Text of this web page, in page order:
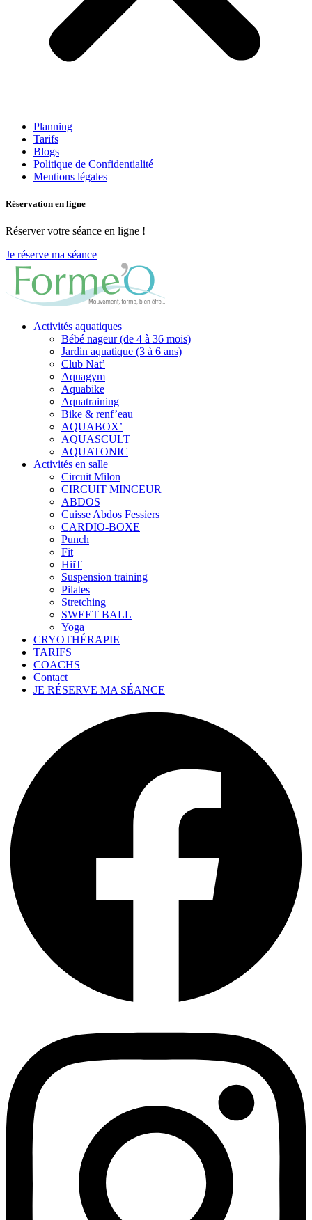
Planning
Tarifs
Blogs
Politique de Confidentialité
Mentions légales
Réservation en ligne
Réserver votre séance en ligne !
Je réserve ma séance
Activités aquatiques
Bébé nageur (de 4 à 36 mois)
Jardin aquatique (3 à 6 ans)
Club Nat’
Aquagym
Aquabike
Aquatraining
Bike & renf’eau
AQUABOX’
AQUASCULT
AQUATONIC
Activités en salle
Circuit Milon
CIRCUIT MINCEUR
ABDOS
Cuisse Abdos Fessiers
CARDIO-BOXE
Punch
Fit
HiiT
Suspension training
Pilates
Stretching
SWEET BALL
Yoga
CRYOTHÉRAPIE
TARIFS
COACHS
Contact
JE RÉSERVE MA SÉANCE